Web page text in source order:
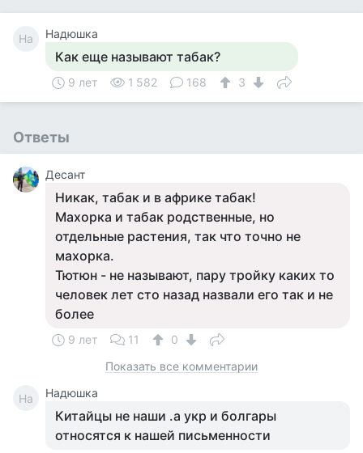
На Надюшка
Как еще называют табак?
9 лет 1 582 168 3
Ответы
Десант
Никак, табак и в африке табак!
Махорка и табак родственные, но
отдельные растения, так что точно не
махорка.
Тютюн - не называют, пару тройку каких то
человек лет сто назад назвали его так и не
более
9 лет 11
0
Показать все комментарии
На Надюшка
Китайцы не наши .а укр и болгары
относятся к нашей письменности